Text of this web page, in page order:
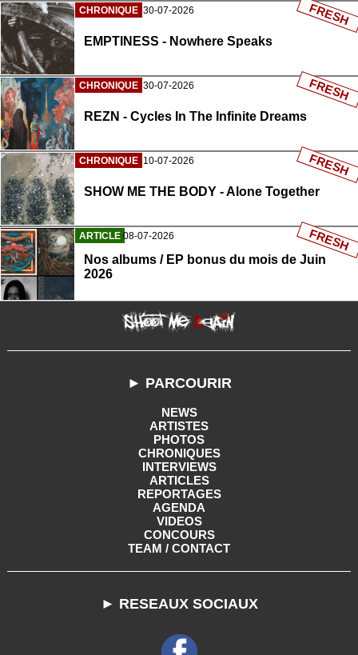
CHRONIQUE 30-07-2026
EMPTINESS - Nowhere Speaks
FRESH
CHRONIQUE 30-07-2026
REZN - Cycles In The Infinite Dreams
FRESH
CHRONIQUE 10-07-2026
SHOW ME THE BODY - Alone Together
FRESH
ARTICLE 08-07-2026
Nos albums / EP bonus du mois de Juin
2026
FRESH
► PARCOURIR
NEWS
ARTISTES
PHOTOS
CHRONIQUES
INTERVIEWS
ARTICLES
REPORTAGES
AGENDA
VIDEOS
CONCOURS
TEAM / CONTACT
► RESEAUX SOCIAUX